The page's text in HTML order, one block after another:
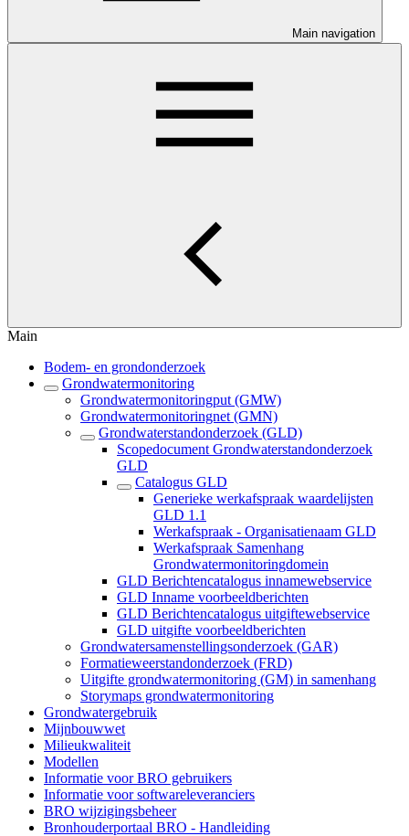
Main navigation
Main
Bodem- en grondonderzoek
Grondwatermonitoring
Grondwatermonitoringput (GMW)
Grondwatermonitoringnet (GMN)
Grondwaterstandonderzoek (GLD)
Scopedocument Grondwaterstandonderzoek
GLD
Catalogus GLD
Generieke werkafspraak waardelijsten
GLD 1.1
Werkafspraak - Organisatienaam GLD
Werkafspraak Samenhang
Grondwatermonitoringdomein
GLD Berichtencatalogus innamewebservice
GLD Inname voorbeeldberichten
GLD Berichtencatalogus uitgiftewebservice
GLD uitgifte voorbeeldberichten
Grondwatersamenstellingsonderzoek (GAR)
Formatieweerstandonderzoek (FRD)
Uitgifte grondwatermonitoring (GM) in samenhang
Storymaps grondwatermonitoring
Grondwatergebruik
Mijnbouwwet
Milieukwaliteit
Modellen
Informatie voor BRO gebruikers
Informatie voor softwareleveranciers
BRO wijzigingsbeheer
Bronhouderportaal BRO - Handleiding